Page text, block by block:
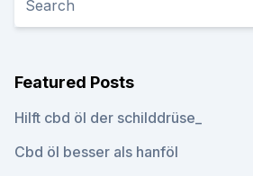
Featured Posts
Hilft cbd öl der schilddrüse_
Cbd öl besser als hanföl